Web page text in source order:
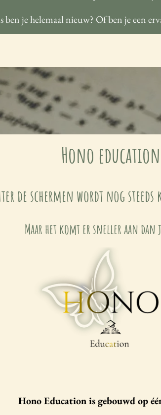
ben je helemaal nieuw? Of ben je een
Hono education
de schermen wordt nog steeds
Maar het komt er sneller aan dan
Hono Education is gebouwd op